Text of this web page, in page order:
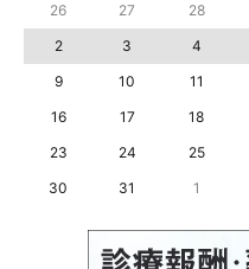
26 27 28
2
3 4
9
10 11
16
17 18
23
24 25
30
31 1